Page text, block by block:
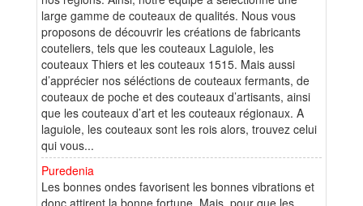
large gamme de couteaux de qualités. Nous vous
proposons de découvrir les créations de fabricants
couteliers, tels que les couteaux Laguiole, les
couteaux Thiers et les couteaux 1515. Mais aussi
d’apprécier nos séléctions de couteaux fermants, de
couteaux de poche et des couteaux d’artisants, ainsi
que les couteaux d’art et les couteaux régionaux. A
laguiole, les couteaux sont les rois alors, trouvez celui
qui vous...
Puredenia
Les bonnes ondes favorisent les bonnes vibrations et
donc attirent la bonne fortune. Mais, pour que les